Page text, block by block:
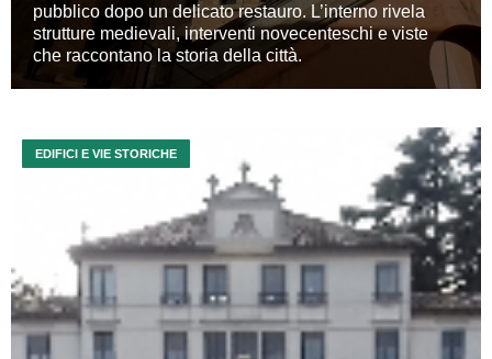
pubblico dopo un delicato restauro. L’interno rivela
strutture medievali, interventi novecenteschi e viste
che raccontano la storia della città.
EDIFICI E VIE STORICHE